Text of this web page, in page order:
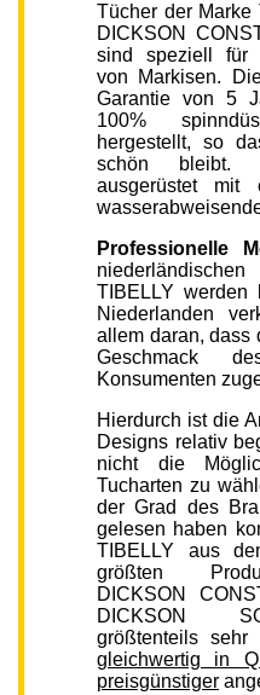
Tücher der Marke
DICKSON
sind speziell für
von Markisen.
Garantie von 5
100%
hergestellt, so
schön bleibt.
ausgerüstet mit
Professionelle
TIBELLY werden
Niederlanden
allem daran, dass
Geschmack
Konsumenten
Hierdurch ist die
Designs relativ
nicht die
Tucharten zu
der Grad des
gelesen haben
TIBELLY aus
größten
DICKSON
DICKSON
größtenteils sehr
gleichwertig in
preisgünstiger